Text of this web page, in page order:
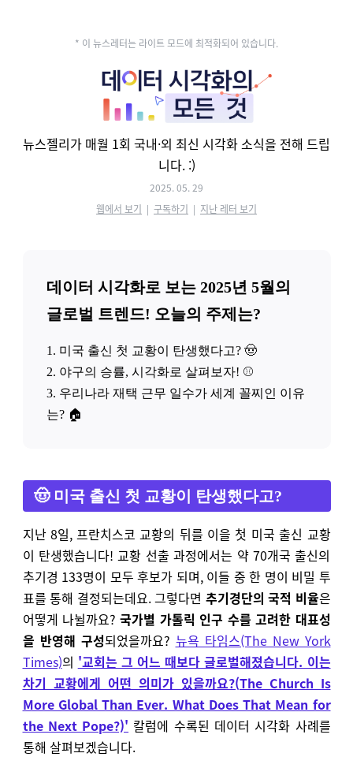
* 이 뉴스레터는 라이트 모드에 최적화되어 있습니다.
뉴스젤리가 매월 1회 국내·외 최신 시각화 소식을 전해 드립
니다.:)
2025. 05. 29
웹에서 보기 | 구독하기 | 지난 레터 보기
데이터 시각화로 보는 2025년 5월의
글로벌 트렌드! 오늘의 주제는?
1. 미국 출신 첫 교황이 탄생했다고? 🤠
2. 야구의 승률, 시각화로 살펴보자! ⚾
3. 우리나라 재택 근무 일수가 세계 꼴찌인 이유
는? 🏠
🤠 미국 출신 첫 교황이 탄생했다고?
지난 8일, 프란치스코 교황의 뒤를 이을 첫 미국 출신 교황
이 탄생했습니다! 교황 선출 과정에서는 약 70개국 출신의
추기경 133명이 모두 후보가 되며, 이들 중 한 명이 비밀 투
표를 통해 결정되는데요. 그렇다면 추기경단의 국적 비율은
어떻게 나뉠까요?국가별 가톨릭 인구 수를 고려한 대표성
을 반영해 구성되었을까요? 뉴욕 타임스(The New York
Times)의 '교회는 그 어느 때보다 글로벌해졌습니다. 이는
차기 교황에게 어떤 의미가 있을까요?(The Church Is
More Global Than Ever. What Does That Mean for
the Next Pope?)' 칼럼에 수록된 데이터 시각화 사례를
통해 살펴보겠습니다.